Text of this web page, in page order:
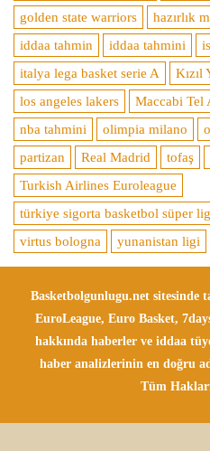
golden state warriors
hazırlık
iddaa tahmin
iddaa tahmini
italya lega basket serie A
Kızıl
los angeles lakers
Maccabi Tel
nba tahmini
olimpia milano
partizan
Real Madrid tofaş
Turkish Airlines Euroleague
türkiye sigorta basketbol süper
virtus bologna
yunanistan ligi
Basketbolgunlugu.net sitesinde
EuroLeague, Euro Basket,
hakkında haberler ve iddaa
haber analizlerinin en doğru
Tüm